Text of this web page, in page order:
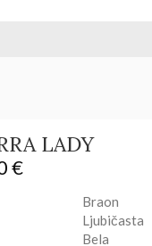
LADY
€
Braon
Ljubičasta
Bela